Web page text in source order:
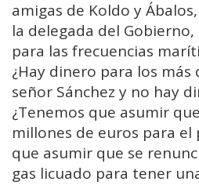
amigas de Koldo y
la delegada del Gobierno
para las frecuencias
¿Hay dinero para los más
señor Sánchez y no hay
¿Tenemos que asumir
millones de euros para el
que asumir que se
gas licuado para tener